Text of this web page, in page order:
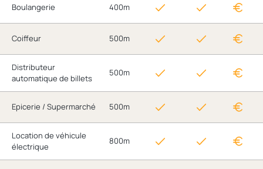
Boulangerie 400m
Coiffeur 500m
Distributeur
automatique de billets
500m
Epicerie / Supermarché 500m
Location de véhicule
électrique
800m